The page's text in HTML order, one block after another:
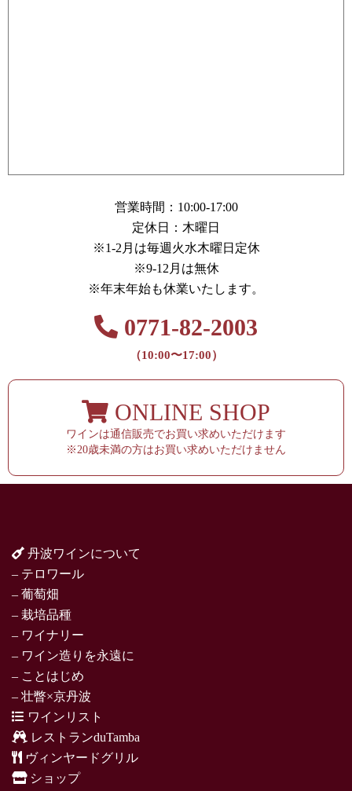
営業時間：10:00-17:00
定休日：木曜日
※1-2月は毎週火水木曜日定休
※9-12月は無休
※年末年始も休業いたします。
0771-82-2003
（10:00〜17:00）
ONLINE SHOP
ワインは通信販売でお買い求めいただけます
※20歳未満の方はお買い求めいただけません
丹波ワインについて
– テロワール
– 葡萄畑
– 栽培品種
– ワイナリー
– ワイン造りを永遠に
– ことはじめ
– 壮瞥×京丹波
ワインリスト
レストランduTamba
ヴィンヤードグリル
ショップ